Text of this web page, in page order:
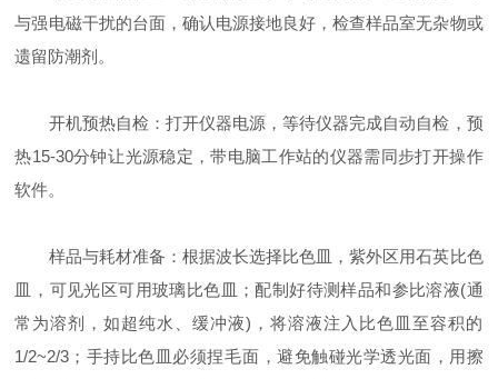
与强电磁干扰的台面，确认电源接地良好，检查样品室无杂物或
遗留防潮剂。
‌开机预热自检‌：打开仪器电源，等待仪器完成自动自检，预
热‌15-30分钟‌让光源稳定，带电脑工作站的仪器需同步打开操作
软件。
‌样品与耗材准备‌：根据波长选择比色皿，紫外区用‌石英比色
皿‌，可见光区可用玻璃比色皿；配制好待测样品和参比溶液(通
常为溶剂，如超纯水、缓冲液)，将溶液注入比色皿至容积的‌
1/2~2/3‌；手持比色皿必须捏‌毛面‌，避免触碰光学透光面，用擦